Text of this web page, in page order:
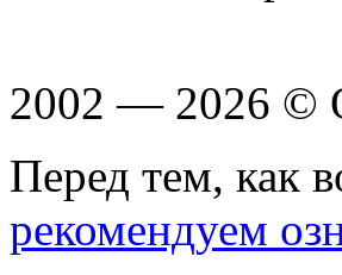
2002 — 2026 ©
Перед тем, как
рекомендуем